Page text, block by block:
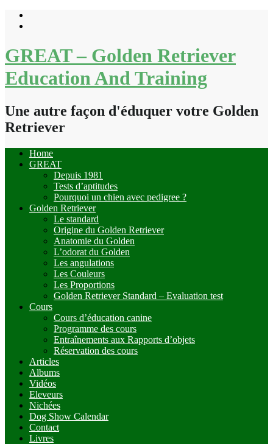
Skip
GREAT – Golden Retriever
Education And Training
Une autre façon d'éduquer votre Golden
Retriever
Home
GREAT
Depuis 1981
Tests d’aptitudes
Pourquoi un chien avec pedigree ?
Golden Retriever
Le standard
Origine du Golden Retriever
Anatomie du Golden
L’odorat du Golden
Les angulations
Les Couleurs
Les Proportions
Golden Retriever Standard – Evaluation test
Cours
Cours d’éducation canine
Programme des cours
Entraînements aux Rapports d’objets
Réservation des cours
Articles
Albums
Vidéos
Eleveurs
Nichées
Dog Show Calendar
Contact
Livres